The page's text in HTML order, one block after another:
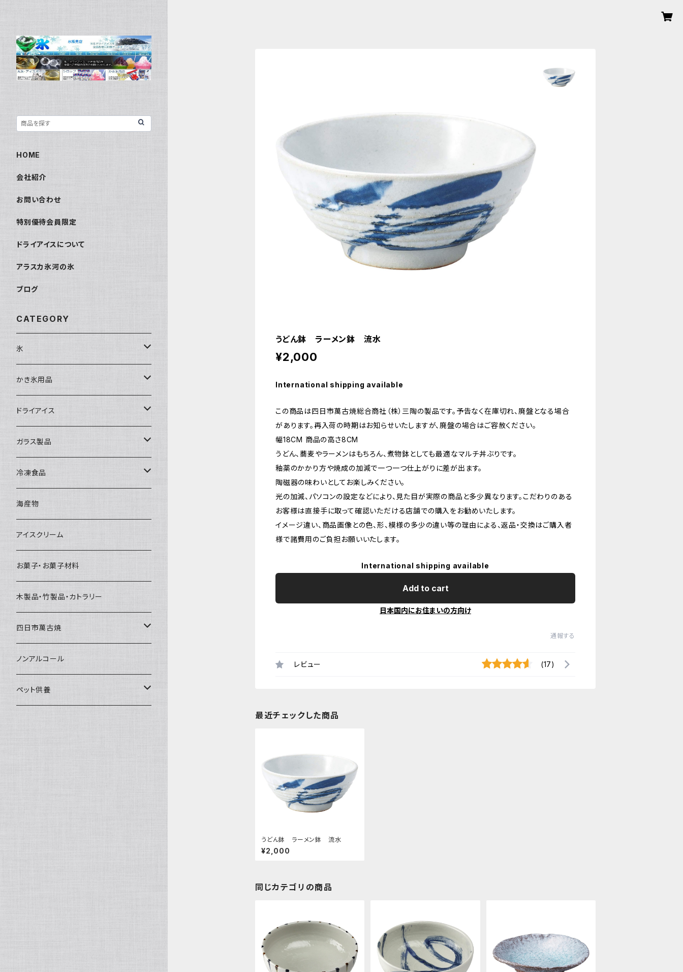
うどん鉢 ラーメン鉢 流水
¥2,000
International shipping available
この商品は四日市萬古焼総合商社（株）三陶の製品です。予告なく在庫切れ、廃盤となる場合
があります。再入荷の時期はお知らせいたしますが、廃盤の場合はご容赦ください。
幅18CM 商品の高さ8CM
うどん、蕎麦やラーメンはもちろん、煮物鉢としても最適なマルチ丼ぶりです。
釉薬のかかり方や焼成の加減で一つ一つ仕上がりに差が出ます。
陶磁器の味わいとしてお楽しみください。
光の加減、パソコンの設定などにより、見た目が実際の商品と多少異なります。こだわりのある
お客様は直接手に取って確認いただける店舗での購入をお勧めいたします。
イメージ違い、商品画像との色、形、模様の多少の違い等の理由による、返品・交換はご購入者
様で諸費用のご負担お願いいたします。
International shipping available
Add to cart
日本国内にお住まいの方向け
通報する
レビュー (17)
最近チェックした商品
うどん鉢 ラーメン鉢 流水
¥2,000
同じカテゴリの商品
HOME
会社紹介
お問い合わせ
特別優待会員限定
ドライアイスについて
アラスカ氷河の氷
ブログ
CATEGORY
氷
富士天然水の氷
丸氷
直径70mm
直径65mm
角氷
砕氷
氷河の氷
氷アイテム
かき氷用品
かき氷シロップ
無果汁1.8Lパック
無果汁1Lパック
果汁入り600ｍL瓶
無添加瓶シロップ
かき氷機・かき氷器
かき氷カップ
発泡スチロール無地-使い捨て
発泡スチロールプリント柄
かき氷スプーン・スプーンストロー
プラスチック・スプーン
プラスチック・スプーンストロー
コンデンスミルク・練乳・あんこ
かき氷セット
その他かき氷用品
ドライアイス
ドライアイス3ｋｇ
ドライアイス4ｋｇ
ドライアイス5ｋｇ
ドライアイス8ｋｇ
ドライアイス10ｋｇ
ドライアイス15ｋｇ
ドライアイス20ｋｇ
ドライアイス25ｋｇ
ガラス製品
オンザロック・グラス
ビール・グラス
タンブラー
かき氷器
冷凍食品
肉まん・あんまん
パスタ・スパゲッティ
惣菜
海産物
アイスクリーム
お菓子・お菓子材料
木製品・竹製品・カトラリー
四日市萬古焼
土鍋・土釜
一般土鍋
皿・椀・丼・小物
ノンアルコール
ペット供養